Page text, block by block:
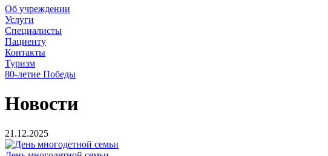
Об учреждении
Услуги
Специалисты
Пациенту
Контакты
Туризм
80-летие Победы
Новости
21.12.2025